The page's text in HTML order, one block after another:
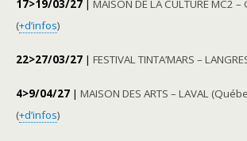
17>19/03/27 | MAISON DE LA CULTURE MC2 –
(+d’infos)
22>27/03/27 | FESTIVAL TINTA’MARS –
4>9/04/27 | MAISON DES ARTS – LAVAL
(+d’infos)